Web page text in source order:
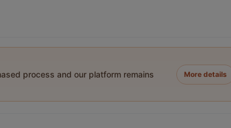
process and our platform remains
More details